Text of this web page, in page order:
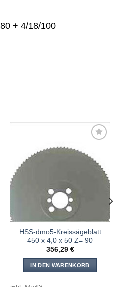
+ 4/18/100
Meine
HSS-dmo5-Kreissägeblatt
450 x 4,0 x 50 Z= 90
356,29 €
IN DEN WARENKORB